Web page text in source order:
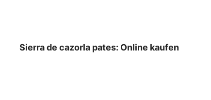
Sierra de cazorla pates: Online kaufen